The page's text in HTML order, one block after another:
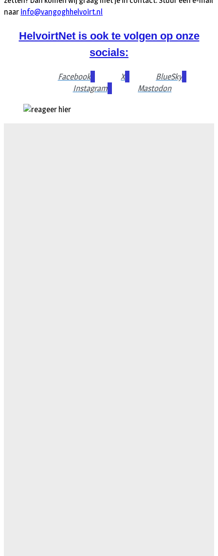
naar info@vangoghhelvoirt.nl
HelvoirtNet is ook te volgen op onze
socials:
Facebook X
BlueSky
Instagram
Mastodon